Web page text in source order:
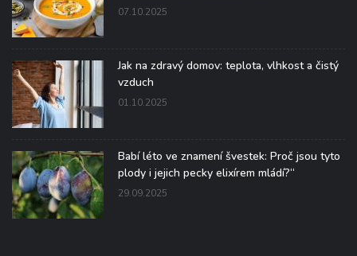
07.10.2025
Jak na zdravý domov: teplota, vlhkost a čistý
vzduch
01.10.2025
Babí léto ve znamení švestek: Proč jsou tyto
plody i jejich pecky elixírem mládí?“
29.09.2025